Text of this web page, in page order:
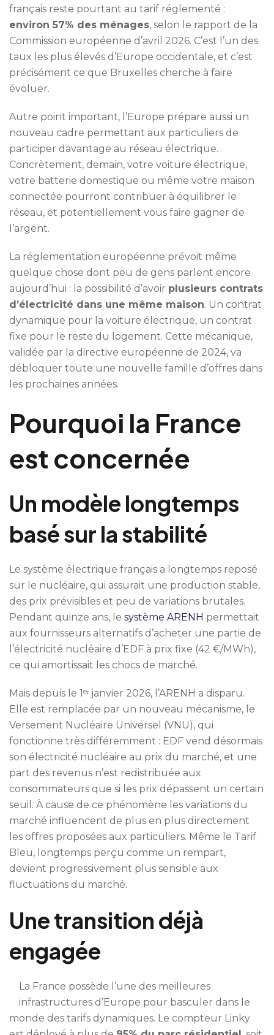
français reste pourtant au tarif réglementé :
environ 57% des ménages, selon le rapport de la
Commission européenne d’avril 2026. C’est l’un des
taux les plus élevés d’Europe occidentale, et c’est
précisément ce que Bruxelles cherche à faire
évoluer.
Autre point important, l’Europe prépare aussi un
nouveau cadre permettant aux particuliers de
participer davantage au réseau électrique.
Concrètement, demain, votre voiture électrique,
votre batterie domestique ou même votre maison
connectée pourront contribuer à équilibrer le
réseau, et potentiellement vous faire gagner de
l’argent.
La réglementation européenne prévoit même
quelque chose dont peu de gens parlent encore
aujourd’hui : la possibilité d’avoir plusieurs contrats
d’électricité dans une même maison. Un contrat
dynamique pour la voiture électrique, un contrat
fixe pour le reste du logement. Cette mécanique,
validée par la directive européenne de 2024, va
débloquer toute une nouvelle famille d’offres dans
les prochaines années.
Pourquoi la France
est concernée
Un modèle longtemps
basé sur la stabilité
Le système électrique français a longtemps reposé
sur le nucléaire, qui assurait une production stable,
des prix prévisibles et peu de variations brutales.
Pendant quinze ans, le système ARENH permettait
aux fournisseurs alternatifs d’acheter une partie de
l’électricité nucléaire d’EDF à prix fixe (42 €/MWh),
ce qui amortissait les chocs de marché.
Mais depuis le 1ᵉʳ janvier 2026, l’ARENH a disparu.
Elle est remplacée par un nouveau mécanisme, le
Versement Nucléaire Universel (VNU), qui
fonctionne très différemment : EDF vend désormais
son électricité nucléaire au prix du marché, et une
part des revenus n’est redistribuée aux
consommateurs que si les prix dépassent un certain
seuil. À cause de ce phénomène les variations du
marché influencent de plus en plus directement
les offres proposées aux particuliers. Même le Tarif
Bleu, longtemps perçu comme un rempart,
devient progressivement plus sensible aux
fluctuations du marché.
Une transition déjà
engagée
La France possède l’une des meilleures
infrastructures d’Europe pour basculer dans le
monde des tarifs dynamiques. Le compteur Linky